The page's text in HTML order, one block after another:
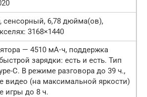
сенсорный, 6,78 дюйма(ов),
3168×1440
— 4510 мА⋅ч, поддержка
зарядки: есть и есть. Тип
C. В режиме разговора до 39 ч.,
видео (на максимальной яркости)
игры до 8 ч.